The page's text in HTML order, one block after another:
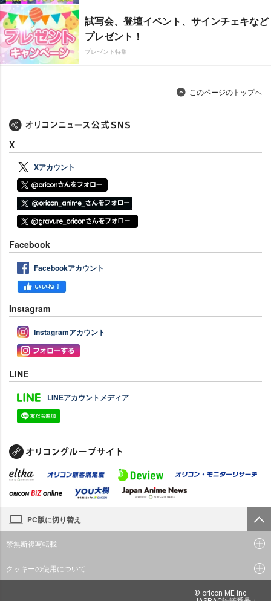
試写会、登壇イベント、サインチェキなど
プレゼント！
プレゼント特集
このページのトップへ
X
Xアカウント
Facebook
Facebookアカウント
Instagram
Instagramアカウント
LINE
LINEアカウントメディア
PC版に切り替え
禁無断複写転載
クッキーの使用について
© oricon ME inc.